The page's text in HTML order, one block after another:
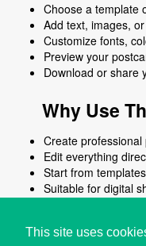
This site uses
Choose a template
Add text, images,
Customize fonts,
Preview your
Download or share
Why Use
Create
Edit everything
Start from
Suitable for digital